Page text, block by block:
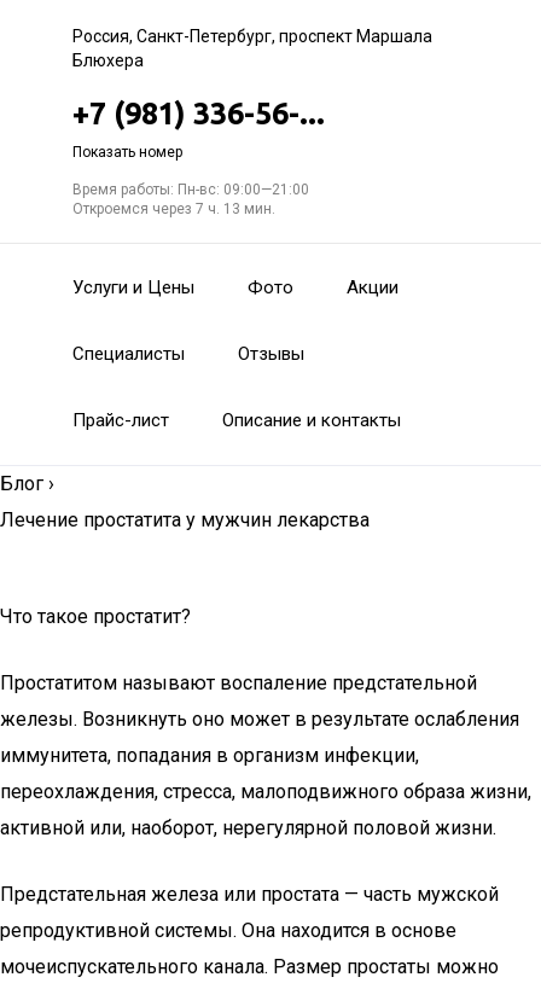
Россия, Санкт-Петербург, проспект Маршала
Блюхера
+7 (981) 336-56-...
Показать номер
Время работы: Пн-вс: 09:00—21:00
Откроемся через 7 ч. 13 мин.
Услуги и Цены Фото Акции
Специалисты Отзывы
Прайс-лист Описание и контакты
Блог ›
Лечение простатита у мужчин лекарства
Что такое простатит?
Простатитом называют воспаление предстательной
железы. Возникнуть оно может в результате ослабления
иммунитета, попадания в организм инфекции,
переохлаждения, стресса, малоподвижного образа жизни,
активной или, наоборот, нерегулярной половой жизни.
Предстательная железа или простата — часть мужской
репродуктивной системы. Она находится в основе
мочеиспускательного канала. Размер простаты можно